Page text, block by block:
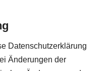
Datenschutzerklärung
Änderungen der